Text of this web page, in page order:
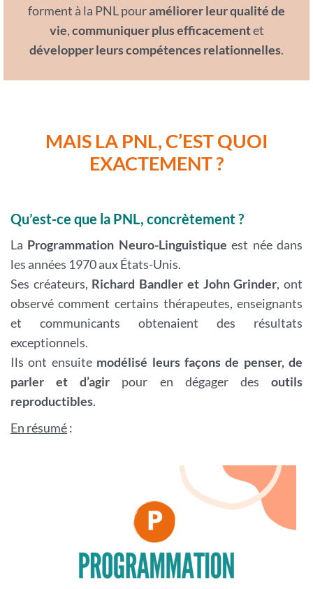
forment à la PNL pouraméliorer leur qualité de
vie,communiquer plus efficacementet
développer leurs compétences relationnelles.
MAIS LA PNL, C’EST QUOI
EXACTEMENT ?
Qu’est-ce que la PNL, concrètement ?
La Programmation Neuro-Linguistique est née dans
les années 1970 aux États-Unis.
Ses créateurs, Richard Bandler et John Grinder, ont
observé comment certains thérapeutes, enseignants
et communicants obtenaient des résultats
exceptionnels.
Ils ont ensuite modélisé leurs façons de penser, de
parler et d’agir pour en dégager desoutils
reproductibles.
En résumé: